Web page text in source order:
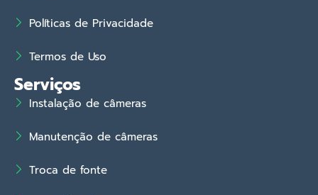
Políticas de Privacidade
Termos de Uso
Serviços
Instalação de câmeras
Manutenção de câmeras
Troca de fonte